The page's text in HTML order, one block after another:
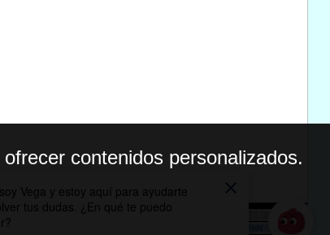
contenidos personalizados.